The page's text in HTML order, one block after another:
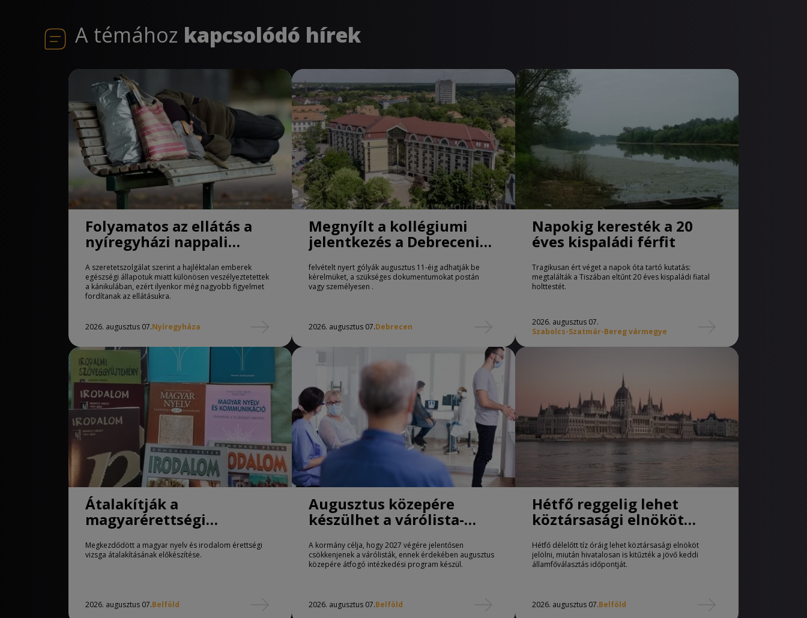
A témához kapcsolódó hírek
Folyamatos az ellátás a
nyíregyházi nappali
melegedőben
A szeretetszolgálat szerint a hajléktalan emberek
egészségi állapotuk miatt különösen veszélyeztetettek
a kánikulában, ezért ilyenkor még nagyobb figyelmet
fordítanak az ellátásukra.
2026. augusztus 07.Nyíregyháza
Megnyílt a kollégiumi
jelentkezés a Debreceni
Egyetemen
felvételt nyert gólyák augusztus 11-éig adhatják be
kérelmüket, a szükséges dokumentumokat postán
vagy személyesen .
2026. augusztus 07.Debrecen
Napokig keresték a 20
éves kispaládi férfit
Tragikusan ért véget a napok óta tartó kutatás:
megtalálták a Tiszában eltűnt 20 éves kispaládi fiatal
holttestét.
2026. augusztus 07.
Szabolcs-Szatmár-Bereg vármegye
Átalakítják a
magyarérettségi
követelményeit
Megkezdődött a magyar nyelv és irodalom érettségi
vizsga átalakításának előkészítése.
2026. augusztus 07.Belföld
Augusztus közepére
készülhet a várólista-
A kormány célja, hogy 2027 végére jelentősen
csökkenjenek a várólisták, ennek érdekében augusztus
közepére átfogó intézkedési program készül.
2026. augusztus 07.Belföld
Hétfő reggelig lehet
köztársasági elnököt
Hétfő délelőtt tíz óráig lehet köztársasági elnököt
jelölni, miután hivatalosan is kitűzték a jövő keddi
államfőválasztás időpontját.
2026. augusztus 07.Belföld